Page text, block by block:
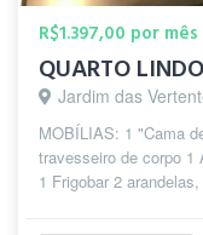
R$1.397,00 por mês
QUARTO
Jardim das
MOBÍLIAS: 1 "Cama
travesseiro de corpo 1
1 Frigobar 2